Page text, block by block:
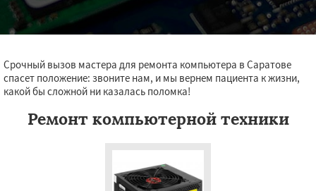
Срочный вызов мастера для ремонта компьютера в Саратове
спасет положение: звоните нам, и мы вернем пациента к жизни,
какой бы сложной ни казалась поломка!
Ремонт компьютерной техники